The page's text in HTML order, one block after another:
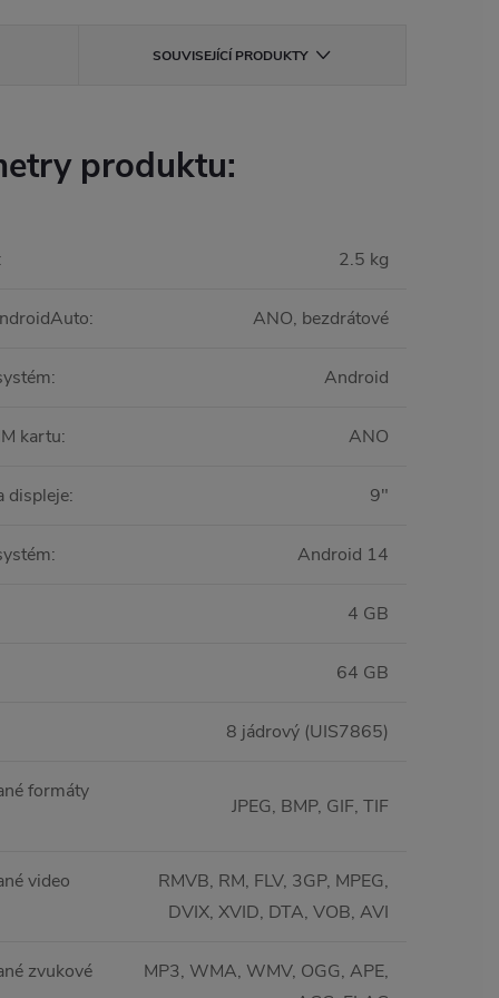
SOUVISEJÍCÍ PRODUKTY
produktu:
: 2.5 kg
: ANO, bezdrátové
: Android
kartu: ANO
displeje: 9"
: Android 14
4 GB
64 GB
8 jádrový (UIS7865)
formáty
JPEG, BMP, GIF, TIF
video
RMVB, RM, FLV, 3GP, MPEG,
DVIX, XVID, DTA, VOB, AVI
zvukové
MP3, WMA, WMV, OGG, APE,